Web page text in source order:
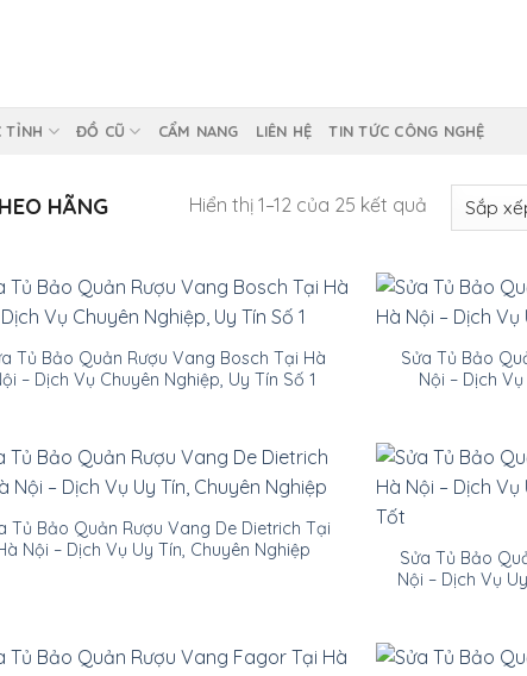
TỈNH ĐỒ CŨ CẨM NANG LIÊN HỆ TIN TỨC CÔNG NGHỆ
HÃNG Hiển thị 1–12 của 25 kết quả
Tủ Bảo Quản Rượu Vang Bosch Tại Hà
– Dịch Vụ Chuyên Nghiệp, Uy Tín Số 1
Sửa Tủ Bảo
Nội – Dịch
Tủ Bảo Quản Rượu Vang De Dietrich Tại
Nội – Dịch Vụ Uy Tín, Chuyên Nghiệp
Sửa Tủ Bảo
Nội – Dịch Vụ